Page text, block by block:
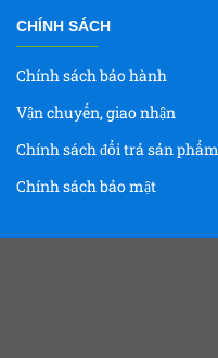
CHÍNH SÁCH
Chính sách bảo hành
Vận chuyển, giao nhận
Chính sách đổi trả sản phẩm
Chính sách bảo mật